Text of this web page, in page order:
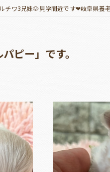
チワ3兄妹🐶見学間近です❤岐阜県養
ピー」です。